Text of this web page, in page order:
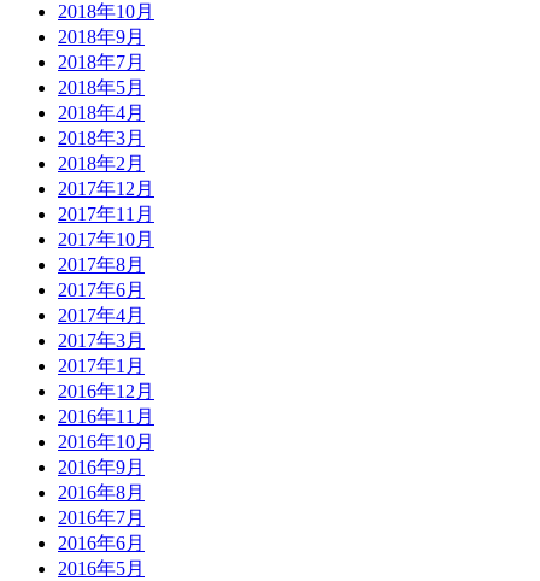
2018年10月
2018年9月
2018年7月
2018年5月
2018年4月
2018年3月
2018年2月
2017年12月
2017年11月
2017年10月
2017年8月
2017年6月
2017年4月
2017年3月
2017年1月
2016年12月
2016年11月
2016年10月
2016年9月
2016年8月
2016年7月
2016年6月
2016年5月